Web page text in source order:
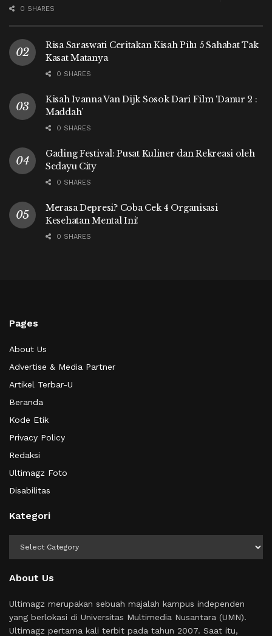
0 SHARES
Risa Saraswati Ceritakan Kisah Pilu 5 Sahabat Tak
Kasat Matanya
0 SHARES
Kisah Ivanna Van Dijk Sosok Dari Film ‘Danur 2 :
Maddah’
0 SHARES
Gading Festival: Pusat Kuliner dan Rekreasi oleh
Sedayu City
0 SHARES
Merasa Depresi? Coba Cek 4 Organisasi
Kesehatan Mental Ini!
0 SHARES
Pages
About Us
Advertise & Media Partner
Artikel Terbar-U
Beranda
Kode Etik
Privacy Policy
Redaksi
Ultimagz Foto
Disabilitas
Kategori
About Us
Ultimagz merupakan sebuah majalah kampus independen
yang berlokasi di Universitas Multimedia Nusantara (UMN).
Ultimagz pertama kali terbit pada tahun 2007. Saat itu,